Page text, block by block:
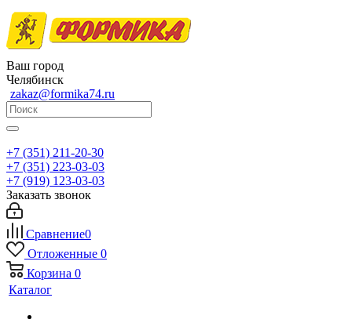
Ваш город
Челябинск
zakaz@formika74.ru
+7 (351) 211-20-30
+7 (351) 223-03-03
+7 (919) 123-03-03
Заказать звонок
Сравнение0
Отложенные 0
Корзина 0
Каталог